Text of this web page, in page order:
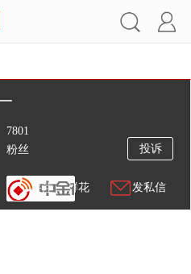
投诉
送鲜花 发私信
7801
粉丝